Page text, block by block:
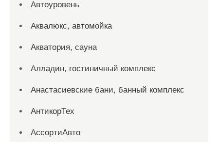
Автоуровень
Аквалюкс, автомойка
Акватория, сауна
Алладин, гостиничный комплекс
Анастасиевские бани, банный комплекс
АнтикорТех
АссортиАвто